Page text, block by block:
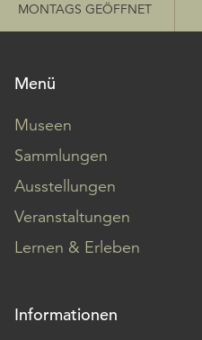
MONTAGS GEÖFFNET
Menü
Museen
Sammlungen
Ausstellungen
Veranstaltungen
Lernen & Erleben
Informationen